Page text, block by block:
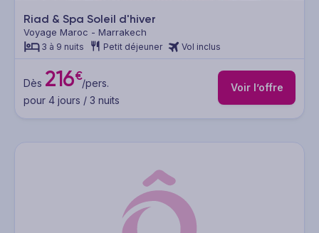
Riad & Spa Soleil d'hiver
Voyage Maroc - Marrakech
3 à 9 nuits Petit déjeuner Vol inclus
Dès 216€/pers.
pour 4 jours / 3 nuits
Voir l’offre